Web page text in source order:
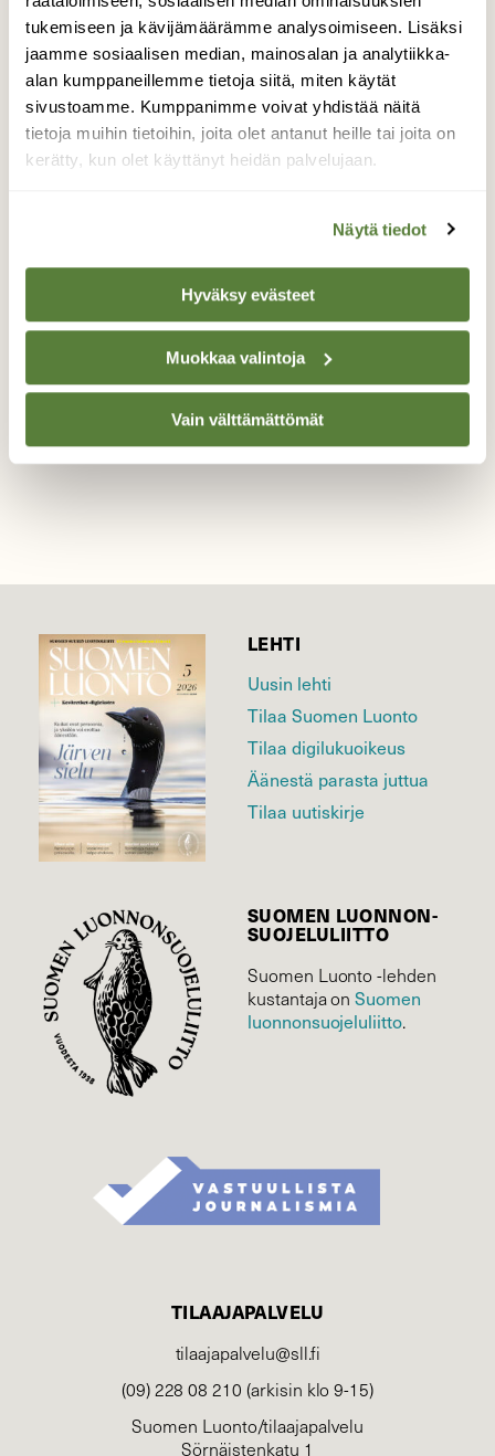
tukemiseen ja kävijämäärämme analysoimiseen. Lisäksi
jaamme sosiaalisen median, mainosalan ja analytiikka-
alan kumppaneillemme tietoja siitä, miten käytät
sivustoamme. Kumppanimme voivat yhdistää näitä
tietoja muihin tietoihin, joita olet antanut heille tai joita on
kerätty, kun olet käyttänyt heidän palvelujaan.
Näytä tiedot
Hyväksy evästeet
Muokkaa valintoja
Vain välttämättömät
22 poikastaan vesillä ja rannoilla. Suurin osa
poikasista oli ilmeisesti adoptoituja.
Läheisessä saaressa oli keväällä ainakin 6
merihanhen pesää; pari pesää oli vain 20
metrin päässä lähimmästä mökistä. Saarikin
on vain 100 metrin etäisyydellä mantereen
mökkiniemestä. Pari "normaalia"
alueella. Noin 5 vuotta sitten tuli
ensimmäinen merihanhi pesimään saareen
ihmisten lähelle.
Valokuvaaja: Mauno Lilja, UusikaarlepyyPatr
LEHTI
Uusin lehti
Tilaa Suomen Luonto
Tilaa digilukuoikeus
Äänestä parasta juttua
Tilaa uutiskirje
SUOMEN LUONNON­
SUOJELU­LIITTO
Suomen Luonto -lehden
kustantaja onSuomen
luonnonsuojelu­liitto.
TILAAJAPALVELU
tilaajapalvelu@sll.fi
(09) 228 08 210 (arkisin klo 9-15)
Suomen Luonto/tilaajapalvelu
Sörnäistenkatu 1